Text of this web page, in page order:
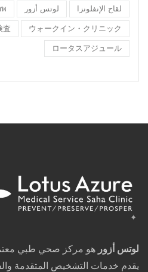
لقاح الإنفلونزا لوتس أزور พ
ウォークイン・クリニック
査
ロータスアジュール
لوتس أزور هو مركز صحي طبي
يقدم خدمات التشخيص المتقدمة